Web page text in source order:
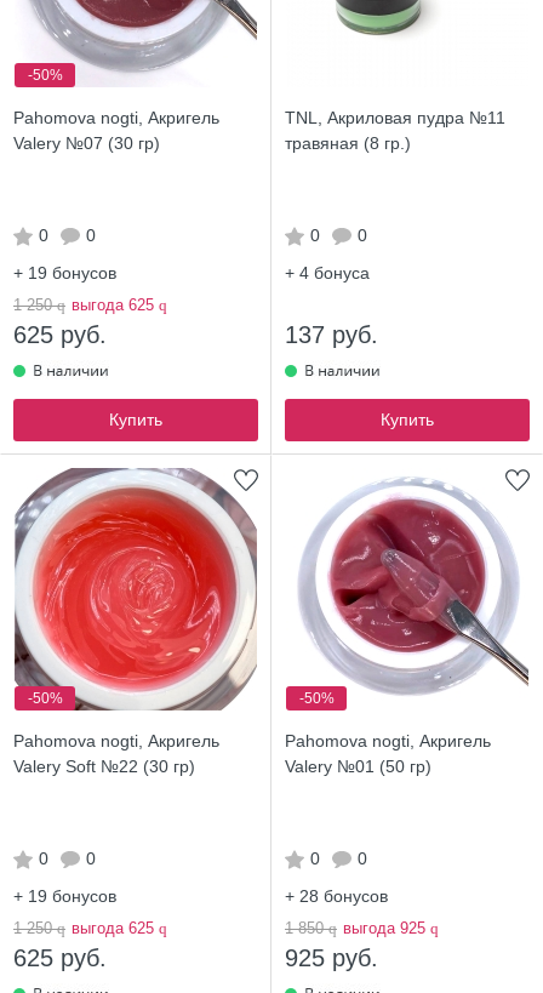
-50%
Pahomova nogti, Акригель
Valery №07 (30 гр)
0
0
+ 19 бонусов
1 250q выгода 625 q
625 руб.
Купить
TNL, Акриловая пудра №11
травяная (8 гр.)
0
0
+ 4 бонуса
137 руб.
Купить
-50%
Pahomova nogti, Акригель
Valery Soft №22 (30 гр)
0
0
+ 19 бонусов
1 250q выгода 625 q
625 руб.
-50%
Pahomova nogti, Акригель
Valery №01 (50 гр)
0
0
+ 28 бонусов
1 850q выгода 925 q
925 руб.